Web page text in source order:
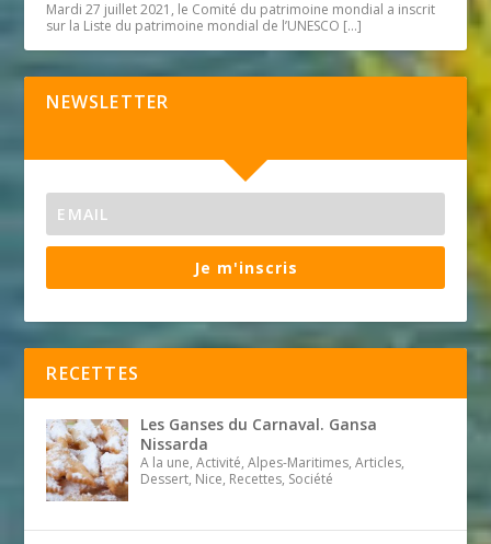
Mardi 27 juillet 2021, le Comité du patrimoine mondial a inscrit
sur la Liste du patrimoine mondial de l’UNESCO […]
NEWSLETTER
Je m'inscris
RECETTES
Les Ganses du Carnaval. Gansa
Nissarda
A la une, Activité, Alpes-Maritimes, Articles,
Dessert, Nice, Recettes, Société